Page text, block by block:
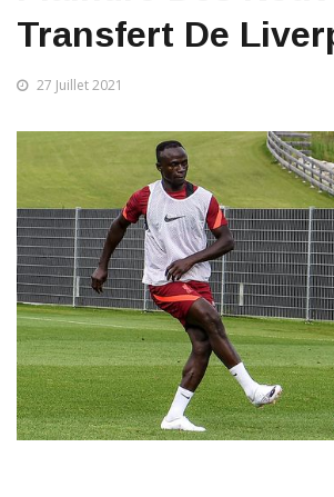
Transfert De
27 Juillet 2021